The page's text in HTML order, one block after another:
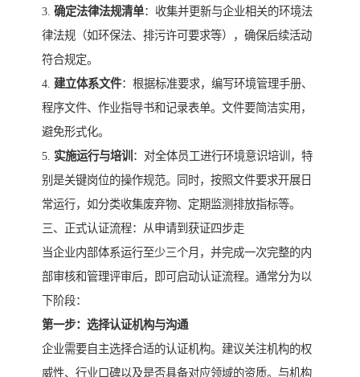
3. 确定法律法规清单：收集并更新与企业相关的环境法
律法规（如环保法、排污许可要求等），确保后续活动
符合规定。
4. 建立体系文件：根据标准要求，编写环境管理手册、
程序文件、作业指导书和记录表单。文件要简洁实用，
避免形式化。
5. 实施运行与培训 ：对全体员工进行环境意识培训，特
别是关键岗位的操作规范。同时，按照文件要求开展日
常运行，如分类收集废弃物、定期监测排放指标等。
三、正式认证流程：从申请到获证四步走
当企业内部体系运行至少三个月，并完成一次完整的内
部审核和管理评审后，即可启动认证流程。通常分为以
下阶段：
第一步：选择认证机构与沟通
企业需要自主选择合适的认证机构。建议关注机构的权
威性、行业口碑以及是否具备对应领域的资质。与机构